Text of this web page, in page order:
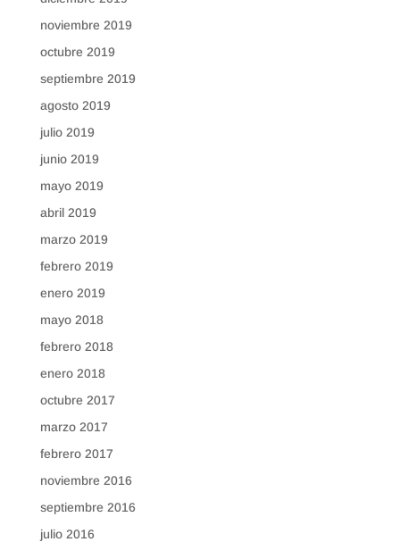
noviembre 2019
octubre 2019
septiembre 2019
agosto 2019
julio 2019
junio 2019
mayo 2019
abril 2019
marzo 2019
febrero 2019
enero 2019
mayo 2018
febrero 2018
enero 2018
octubre 2017
marzo 2017
febrero 2017
noviembre 2016
septiembre 2016
julio 2016